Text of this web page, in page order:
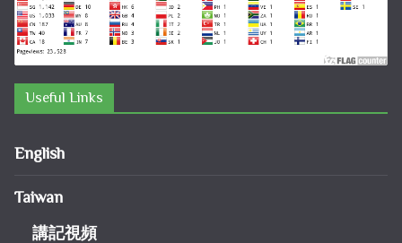
Useful Links
English
Taiwan
講記視頻